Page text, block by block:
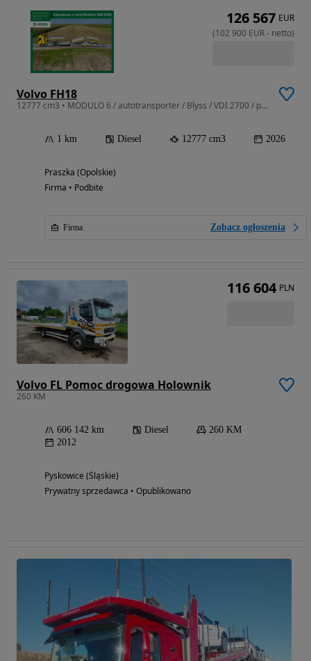
Volvo FH18
12777 cm3 • MODULO 6 / autotransporter / Blyss / VDI 2700 / producent /
1 km Diesel 12777 cm3 2026
Praszka (Opolskie)
Firma • Podbite
Firma Zobacz ogłoszenia
126 567 EUR
(102 900 EUR- netto)
Volvo FL Pomoc drogowa Holownik
260 KM
606 142 km Diesel
260 KM
2012
Pyskowice (Śląskie)
Prywatny sprzedawca • Opublikowano
116 604 PLN